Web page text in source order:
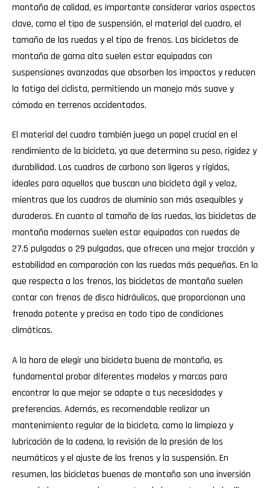
montaña de calidad, es importante considerar varios aspectos
clave, como el tipo de suspensión, el material del cuadro, el
tamaño de las ruedas y el tipo de frenos. Las bicicletas de
montaña de gama alta suelen estar equipadas con
suspensiones avanzadas que absorben los impactos y reducen
la fatiga del ciclista, permitiendo un manejo más suave y
cómodo en terrenos accidentados.
El material del cuadro también juega un papel crucial en el
rendimiento de la bicicleta, ya que determina su peso, rigidez y
durabilidad. Los cuadros de carbono son ligeros y rígidos,
ideales para aquellos que buscan una bicicleta ágil y veloz,
mientras que los cuadros de aluminio son más asequibles y
duraderos. En cuanto al tamaño de las ruedas, las bicicletas de
montaña modernas suelen estar equipadas con ruedas de
27.5 pulgadas o 29 pulgadas, que ofrecen una mejor tracción y
estabilidad en comparación con las ruedas más pequeñas. En lo
que respecta a los frenos, las bicicletas de montaña suelen
contar con frenos de disco hidráulicos, que proporcionan una
frenada potente y precisa en todo tipo de condiciones
climáticas.
A la hora de elegir una bicicleta buena de montaña, es
fundamental probar diferentes modelos y marcas para
encontrar la que mejor se adapte a tus necesidades y
preferencias. Además, es recomendable realizar un
mantenimiento regular de la bicicleta, como la limpieza y
lubricación de la cadena, la revisión de la presión de los
neumáticos y el ajuste de los frenos y la suspensión. En
resumen, las bicicletas buenas de montaña son una inversión